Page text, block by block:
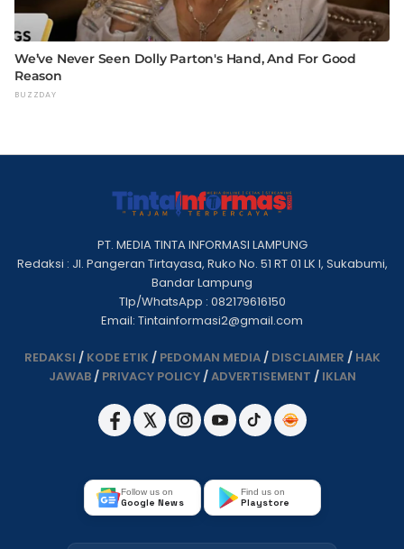
PT. MEDIA TINTA INFORMASI LAMPUNG
Redaksi : Jl. Pangeran Tirtayasa, Ruko No. 51 RT 01 LK I, Sukabumi,
Bandar Lampung
Tlp/WhatsApp : 082179616150
Email: Tintainformasi2@gmail.com
REDAKSI / KODE ETIK / PEDOMAN MEDIA/ DISCLAIMER / HAK
JAWAB/ PRIVACY POLICY/ADVERTISEMENT / IKLAN
Follow us on
Google News
Find us on
Playstore